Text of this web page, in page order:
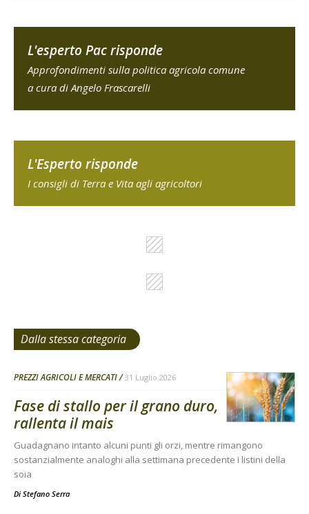
L'esperto Pac risponde
Approfondimenti sulla politica agricola comune
a cura di Angelo Frascarelli
L'Esperto risponde
I consigli di Terra e Vita agli agricoltori
Dalla stessa categoria
PREZZI AGRICOLI E MERCATI 31 Luglio 2026
Fase di stallo per il grano duro,
rallenta il mais
Guadagnano intanto alcuni punti gli orzi, mentre rimangono
sostanzialmente analoghi alla settimana precedente i listini della
soia
Di Stefano Serra